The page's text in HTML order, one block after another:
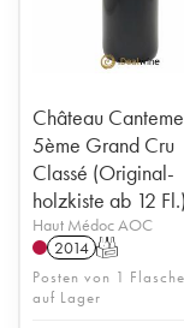
Château
5ème Grand Cru
Classé (Original-
holzkiste ab 12
Haut Médoc AOC
2014 T
Posten von 1
auf Lager